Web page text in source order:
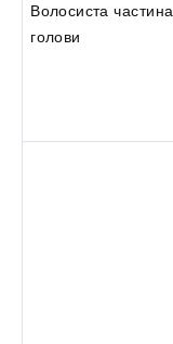
Волосиста частина
голови